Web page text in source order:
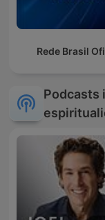
Rede Brasil
Podcasts